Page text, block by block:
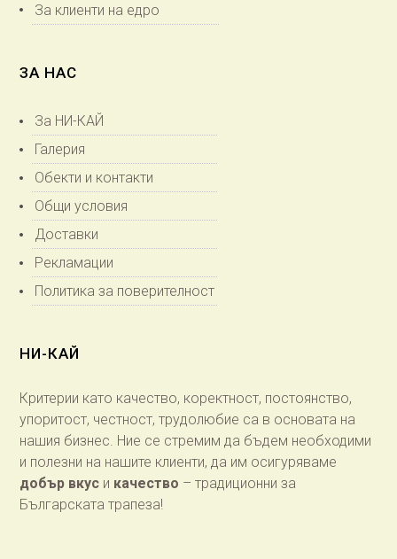
За клиенти на едро
ЗА НАС
За НИ-КАЙ
Галерия
Обекти и контакти
Общи условия
Доставки
Рекламации
Политика за поверителност
НИ-КАЙ
Критерии като качество, коректност, постоянство,
упоритост, честност, трудолюбие са в основата на
нашия бизнес. Ние се стремим да бъдем необходими
и полезни на нашите клиенти, да им осигуряваме
добър вкус и качество – традиционни за
Българската трапеза!